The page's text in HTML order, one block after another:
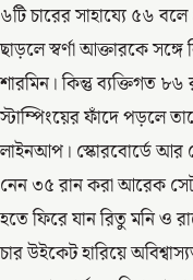
৬টি চারের সাহায্যে ৫৬
ছাড়লে স্বর্ণা আক্তারকে
শারমিন। কিন্তু ব্যক্তিগত ৮৬
স্টাম্পিংয়ের ফাঁদে পড়লে
লাইনআপ। স্কোরবোর্ডে আর
নেন ৩৫ রান করা আরেক সেট
হতে ফিরে যান রিতু মনি ও
চার উইকেট হারিয়ে